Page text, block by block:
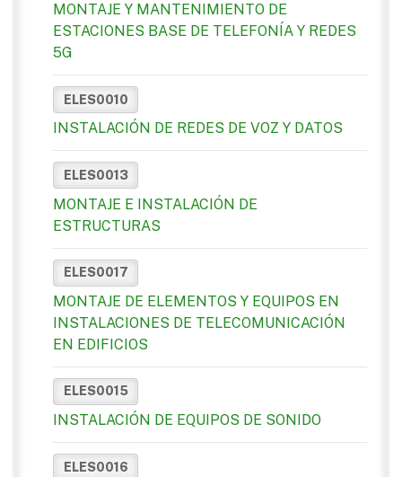
MONTAJE Y MANTENIMIENTO DE
ESTACIONES BASE DE TELEFONÍA Y REDES
5G
ELES0010
INSTALACIÓN DE REDES DE VOZ Y DATOS
ELES0013
MONTAJE E INSTALACIÓN DE
ESTRUCTURAS
ELES0017
MONTAJE DE ELEMENTOS Y EQUIPOS EN
INSTALACIONES DE TELECOMUNICACIÓN
EN EDIFICIOS
ELES0015
INSTALACIÓN DE EQUIPOS DE SONIDO
ELES0016